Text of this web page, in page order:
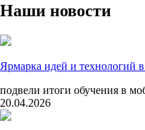
Наши новости
Ярмарка идей и технологий
подвели итоги обучения в
20.04.2026